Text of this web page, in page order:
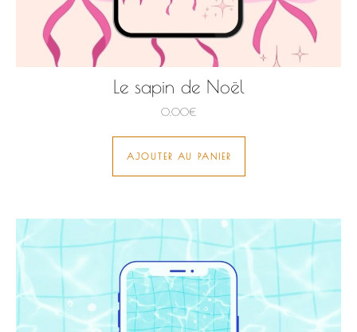
Le sapin de Noël
0,00€
AJOUTER AU PANIER